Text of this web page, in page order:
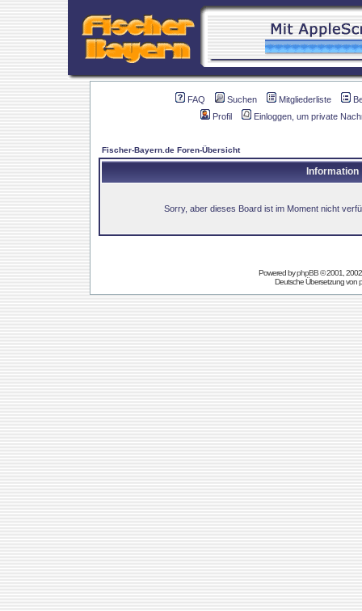
FAQ Suchen Mitgliederliste
Profil
Einloggen, um private
Fischer-Bayern.de Foren-Übersicht
Information
Sorry, aber dieses Board ist im Moment nicht
Powered byphpBB© 2001,
Deutsche Übersetzung von